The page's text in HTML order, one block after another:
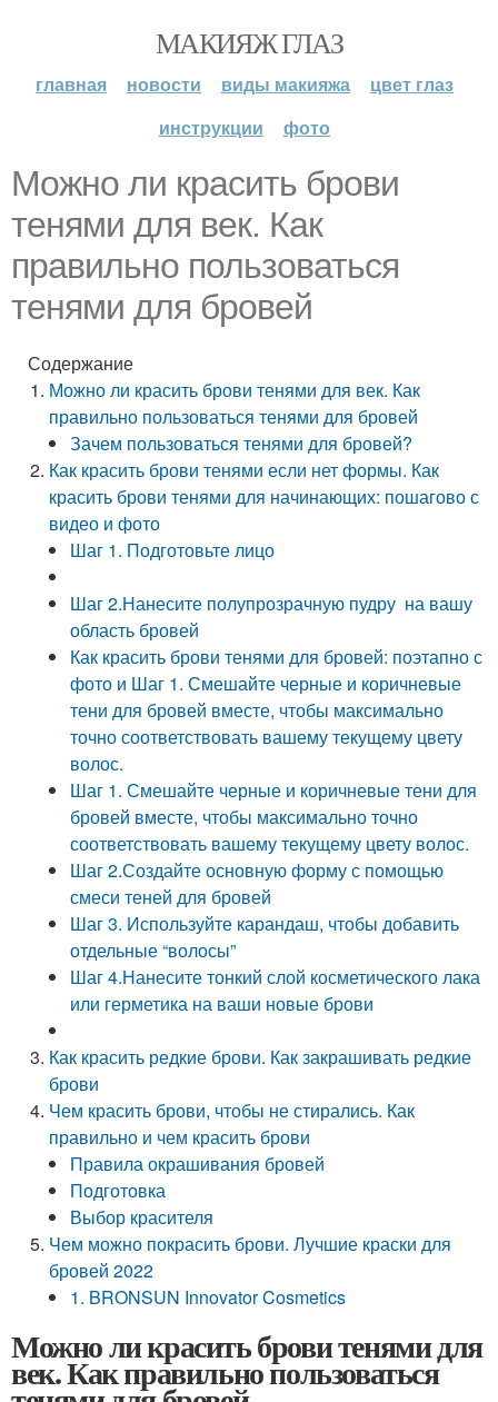
МАКИЯЖ ГЛАЗ
главная новости виды макияжа
цвет глаз
инструкции
фото
Можно ли красить брови
тенями для век. Как
правильно пользоваться
тенями для бровей
Содержание
Можно ли красить брови тенями для век. Как
правильно пользоваться тенями для бровей
Зачем пользоваться тенями для бровей?
Как красить брови тенями если нет формы. Как
красить брови тенями для начинающих: пошагово с
видео и фото
Шаг 1. Подготовьте лицо
Шаг 2.Нанесите полупрозрачную пудру на вашу
область бровей
Как красить брови тенями для бровей: поэтапно с
фото и Шаг 1. Смешайте черные и коричневые
тени для бровей вместе, чтобы максимально
точно соответствовать вашему текущему цвету
волос.
Шаг 1. Смешайте черные и коричневые тени для
бровей вместе, чтобы максимально точно
соответствовать вашему текущему цвету волос.
Шаг 2.Создайте основную форму с помощью
смеси теней для бровей
Шаг 3. Используйте карандаш, чтобы добавить
отдельные “волосы”
Шаг 4.Нанесите тонкий слой косметического лака
или герметика на ваши новые брови
Как красить редкие брови. Как закрашивать редкие
брови
Чем красить брови, чтобы не стирались. Как
правильно и чем красить брови
Правила окрашивания бровей
Подготовка
Выбор красителя
Чем можно покрасить брови. Лучшие краски для
бровей 2022
1. BRONSUN Innovator Cosmetics
Можно ли красить брови тенями для
век. Как правильно пользоваться